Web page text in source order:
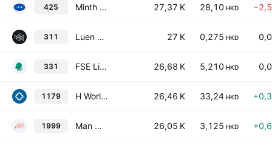
425 Minth Group Limited 27,37 K 28,10 HKD
311 Luen Thai Holdings Limited 27 K 0,275 HKD
331 FSE Lifestyle Services Limited 26,68 K 5,210 HKD
1179 H World Group Limited 26,46 K 33,24 HKD
1999 Man Wah Holdings Limited 26,05 K 3,125 HKD